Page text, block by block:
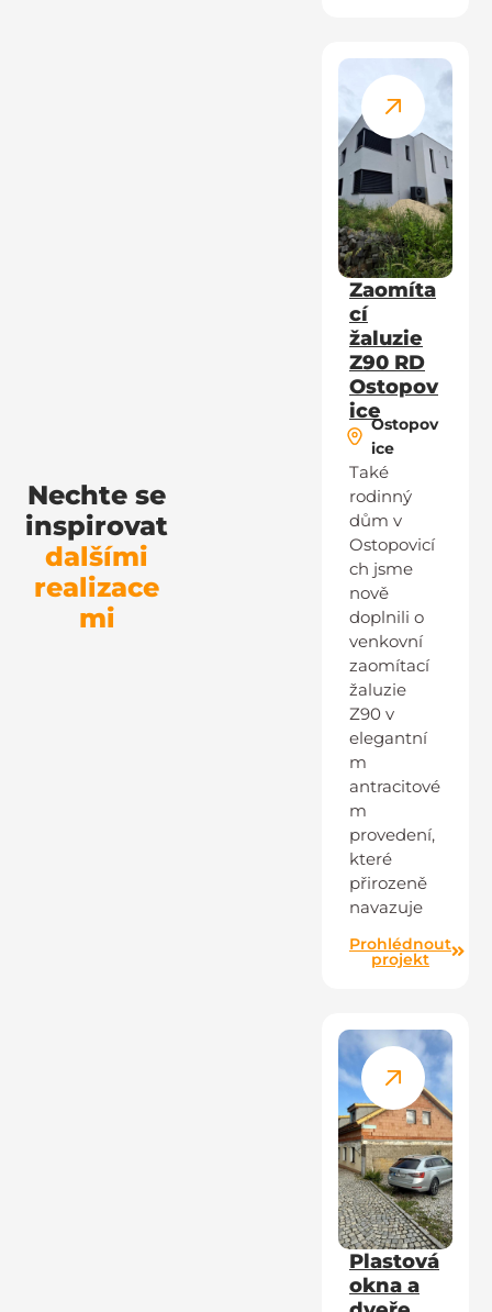
Nechte se
inspirovat
dalšími
realizace
mi
Zaomíta
cí
žaluzie
Z90 RD
Ostopov
ice
Ostopov
ice
Také
rodinný
dům v
Ostopovicí
ch jsme
nově
doplnili o
venkovní
zaomítací
žaluzie
Z90 v
elegantní
m
antracitové
m
provedení,
které
přirozeně
navazuje
Prohlédnout
projekt
Plastová
okna a